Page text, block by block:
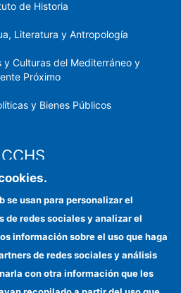
de Historia
Literatura y Antropología
y Culturas del Mediterráneo y
Próximo
y Bienes Públicos
CCHS
institucional
FEDER
se usan para personalizar el
redes sociales y analizar el
información sobre el uso que haga
de redes sociales y análisis
con otra información que les